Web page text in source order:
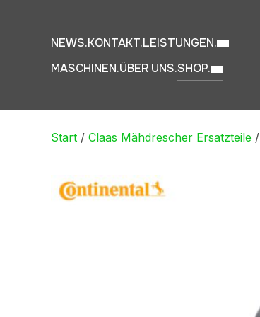
NEWS.KONTAKT.LEISTUNGEN.
MASCHINEN.ÜBER UNS.SHOP.
Start / Claas Mähdrescher Ersatzteile /